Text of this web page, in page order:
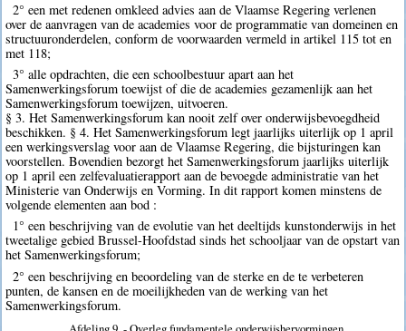
2° een met redenen omkleed advies aan de Vlaamse Regering verlenen
over de aanvragen van de academies voor de programmatie van domeinen en
structuuronderdelen, conform de voorwaarden vermeld in artikel 115 tot en
met 118;
3° alle opdrachten, die een schoolbestuur apart aan het
Samenwerkingsforum toewijst of die de academies gezamenlijk aan het
Samenwerkingsforum toewijzen, uitvoeren.
§ 3. Het Samenwerkingsforum kan nooit zelf over onderwijsbevoegdheid
beschikken. § 4. Het Samenwerkingsforum legt jaarlijks uiterlijk op 1 april
een werkingsverslag voor aan de Vlaamse Regering, die bijsturingen kan
voorstellen. Bovendien bezorgt het Samenwerkingsforum jaarlijks uiterlijk
op 1 april een zelfevaluatierapport aan de bevoegde administratie van het
Ministerie van Onderwijs en Vorming. In dit rapport komen minstens de
volgende elementen aan bod :
1° een beschrijving van de evolutie van het deeltijds kunstonderwijs in het
tweetalige gebied Brussel-Hoofdstad sinds het schooljaar van de opstart van
het Samenwerkingsforum;
2° een beschrijving en beoordeling van de sterke en de te verbeteren
punten, de kansen en de moeilijkheden van de werking van het
Samenwerkingsforum.